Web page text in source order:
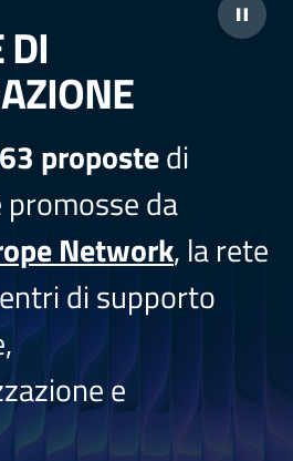
DI
propostedi
da
Network, la rete
di supporto
e